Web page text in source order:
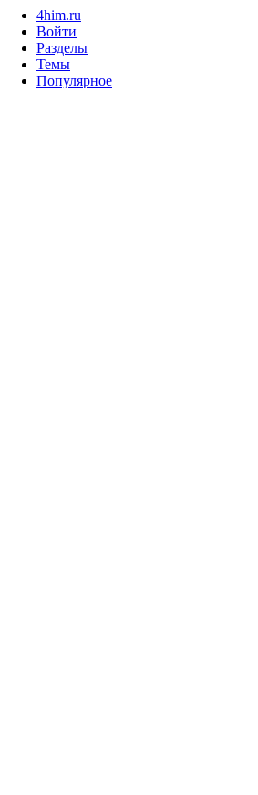
4him.ru
Войти
Разделы
Темы
Популярное